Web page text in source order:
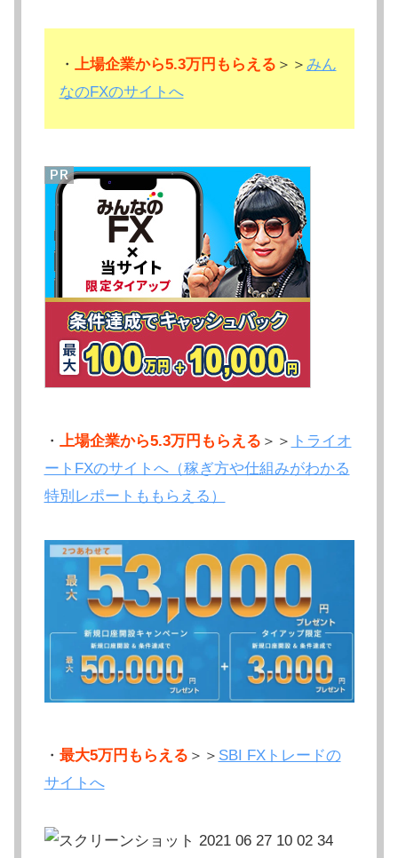
・ 上場企業から5.3万円もらえる ＞＞ みん
なのFXのサイトへ
・ 上場企業から5.3万円もらえる ＞＞ トライオ
ートFXのサイトへ（稼ぎ方や仕組みがわかる
特別レポートももらえる）
・ 最大5万円もらえる ＞＞ SBI FXトレードの
サイトへ